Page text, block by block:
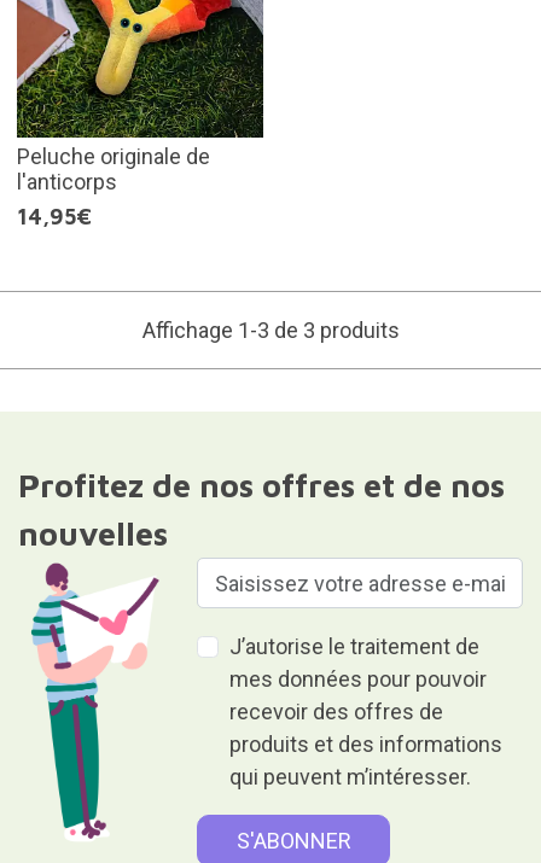
Peluche originale de
l'anticorps
14,95€
Affichage 1-3 de 3 produits
Profitez de nos offres et de nos
nouvelles
J’autorise le traitement de
mes données pour pouvoir
recevoir des offres de
produits et des informations
qui peuvent m’intéresser.